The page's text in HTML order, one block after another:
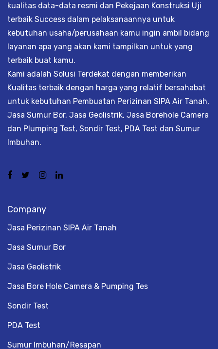
kualitas data-data resmi dan Pekejaan Konstruksi Uji
terbaik Success dalam pelaksanaannya untuk
kebutuhan usaha/perusahaan kamu ingin ambil bidang
layanan apa yang akan kami tampilkan untuk yang
terbaik buat kamu.
Kami adalah Solusi Terdekat dengan memberikan
Kualitas terbaik dengan harga yang relatif bersahabat
untuk kebutuhan Pembuatan Perizinan SIPA Air Tanah,
Jasa Sumur Bor, Jasa Geolistrik, Jasa Borehole Camera
dan Plumping Test, Sondir Test, PDA Test dan Sumur
Imbuhan.
Company
Jasa Perizinan SIPA Air Tanah
Jasa Sumur Bor
Jasa Geolistrik
Jasa Bore Hole Camera & Pumping Tes
Sondir Test
PDA Test
Sumur Imbuhan/Resapan